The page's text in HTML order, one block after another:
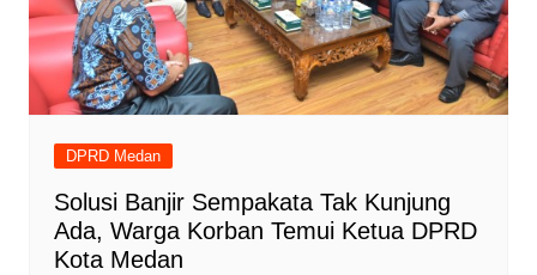
DPRD Medan
Solusi Banjir Sempakata Tak Kunjung
Ada, Warga Korban Temui Ketua DPRD
Kota Medan